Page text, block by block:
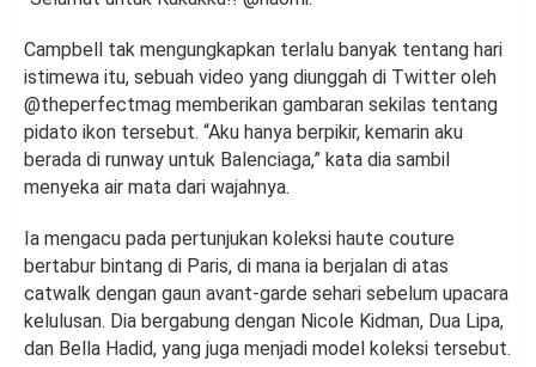
Campbell tak mengungkapkan terlalu banyak tentang hari
istimewa itu, sebuah video yang diunggah di Twitter oleh
@theperfectmag memberikan gambaran sekilas tentang
pidato ikon tersebut. “Aku hanya berpikir, kemarin aku
berada di runway untuk Balenciaga,” kata dia sambil
menyeka air mata dari wajahnya.
Ia mengacu pada pertunjukan koleksi haute couture
bertabur bintang di Paris, di mana ia berjalan di atas
catwalk dengan gaun avant-garde sehari sebelum upacara
kelulusan. Dia bergabung dengan Nicole Kidman, Dua Lipa,
dan Bella Hadid, yang juga menjadi model koleksi tersebut.